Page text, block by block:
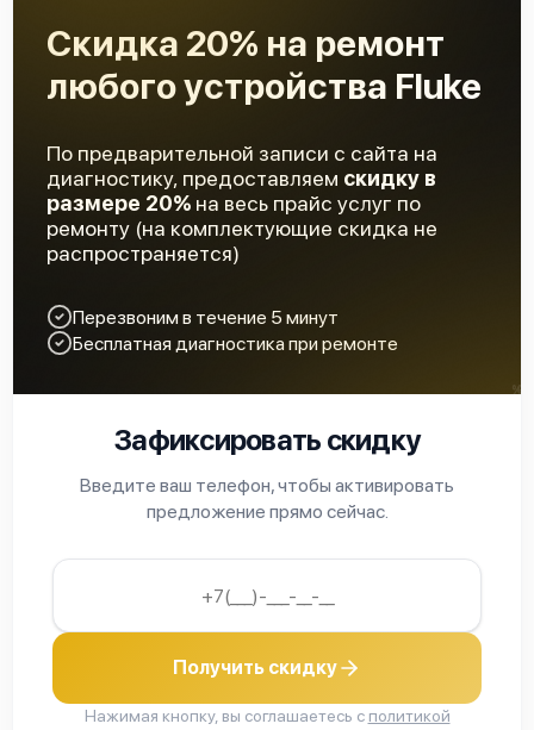
Скидка 20% на ремонт
любого устройства Fluke
По предварительной записи с сайта на
диагностику, предоставляем скидку в
размере 20% на весь прайс услуг по
ремонту (на комплектующие скидка не
распространяется)
Перезвоним в течение 5 минут
Бесплатная диагностика при ремонте
Зафиксировать скидку
Введите ваш телефон, чтобы активировать
предложение прямо сейчас.
Получить скидку
Нажимая кнопку, вы соглашаетесь с политикой